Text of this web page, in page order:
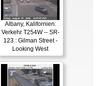
Albany, Kalifornien:
Verkehr T254W -- SR-
123 : Gilman Street -
Looking West